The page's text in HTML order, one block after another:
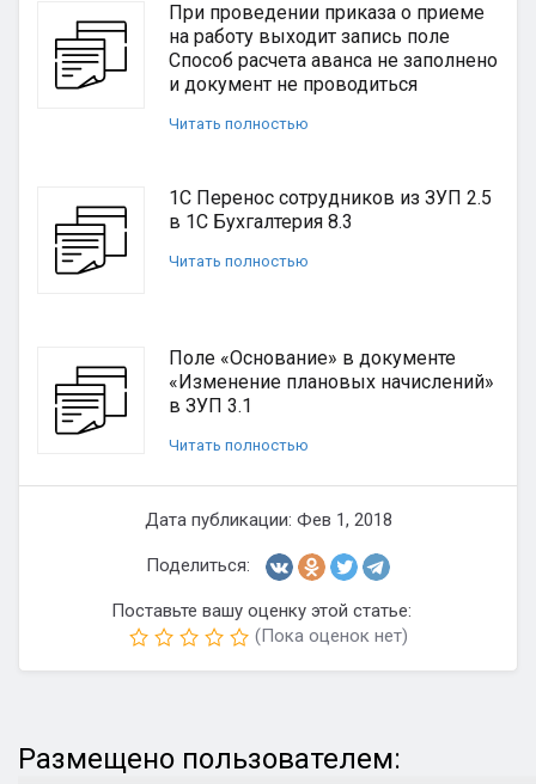
При проведении приказа о приеме
на работу выходит запись поле
Способ расчета аванса не заполнено
и документ не проводиться
Читать полностью
1С Перенос сотрудников из ЗУП 2.5
в 1С Бухгалтерия 8.3
Читать полностью
Поле «Основание» в документе
«Изменение плановых начислений»
в ЗУП 3.1
Читать полностью
Дата публикации: Фев 1, 2018
Поделиться:
Поставьте вашу оценку этой статье:
(Пока оценок нет)
Размещено пользователем: